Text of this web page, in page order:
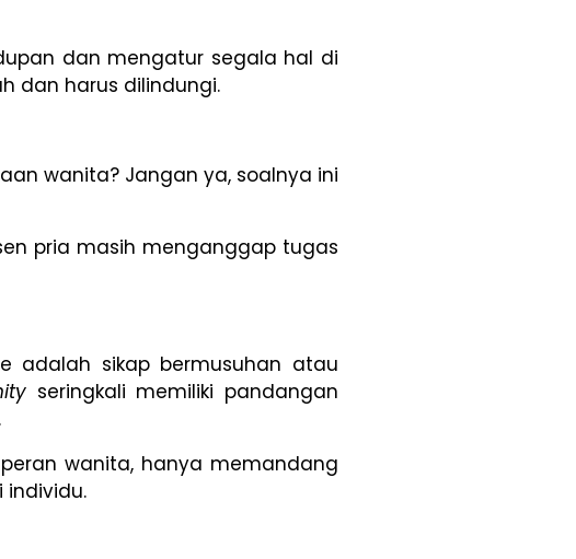
dan mengatur segala hal di
dan harus dilindungi.
wanita? Jangan ya, soalnya ini
pria masih menganggap tugas
adalah sikap bermusuhan atau
seringkali memiliki pandangan
wanita, hanya memandang
individu.